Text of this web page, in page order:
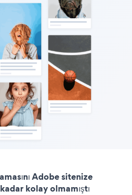
Adobe sitenize
kolay olmamıştı